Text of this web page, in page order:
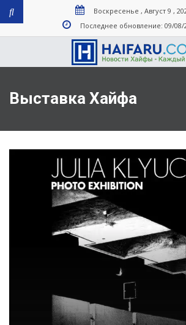
Воскресенье , Август 9 ,
Последнее обновление: 09/08/
Выставка Хайфа